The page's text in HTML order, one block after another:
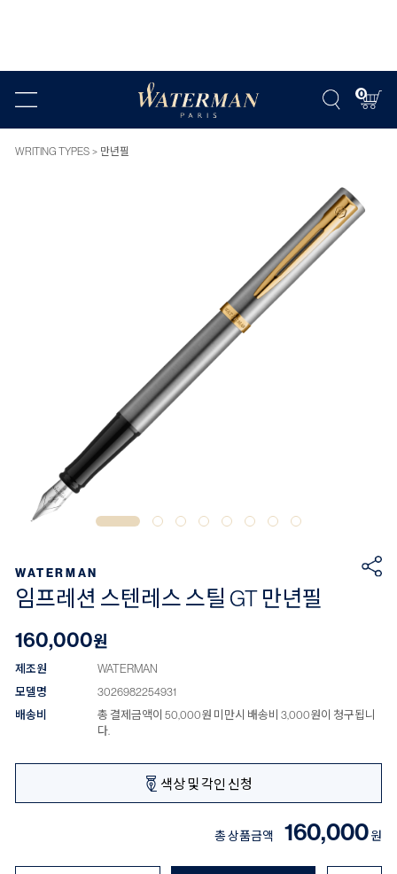
0
WRITING TYPES 만년필
WATERMAN
임프레션 스텐레스 스틸 GT 만년필
160,000원
제조원
WATERMAN
모델명
3026982254931
배송비
총 결제금액이 50,000원 미만시 배송비 3,000원이 청구됩니
다.
색상 및 각인 신청
총 상품금액 160,000원